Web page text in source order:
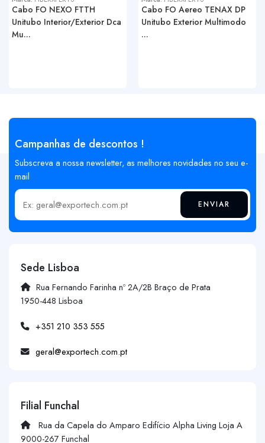
Cabo FO NEXO FTTH
Unitubo Interior/Exterior Dca
Mu...
Cabo FO Aereo TENAX DP
Unitubo Exterior Multimodo
...
Campanhas de descontos !
Subscreva a nossa newsletter, as melhores novidades no seu e-
mail
Insira o seu email ENVIAR
Sede Lisboa
Rua Fernando Farinha nº 2A/2B Braço de Prata
1950-448 Lisboa
+351 210 353 555
geral@exportech.com.pt
Filial Funchal
Rua da Capela do Amparo Edifício Alpha Living Loja A
9000-267 Funchal